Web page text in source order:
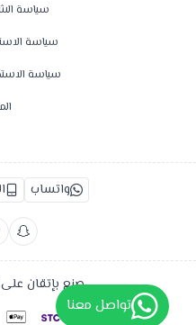
سياسة
سياسة
سياسة
واتساب
صنع بإتقان على |
تواصل معنا